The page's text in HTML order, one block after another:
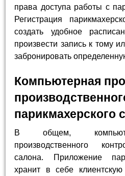
права доступа работы с
Регистрация
создать удобное
произвести запись к тому
забронировать
Компьютерная
парикмахерского
В общем,
производственного
салона. Приложение
хранит в себе